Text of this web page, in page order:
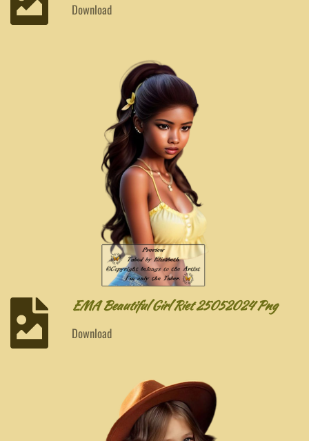
Download
EMA Beautiful Girl Riet 25052024 Png
Download